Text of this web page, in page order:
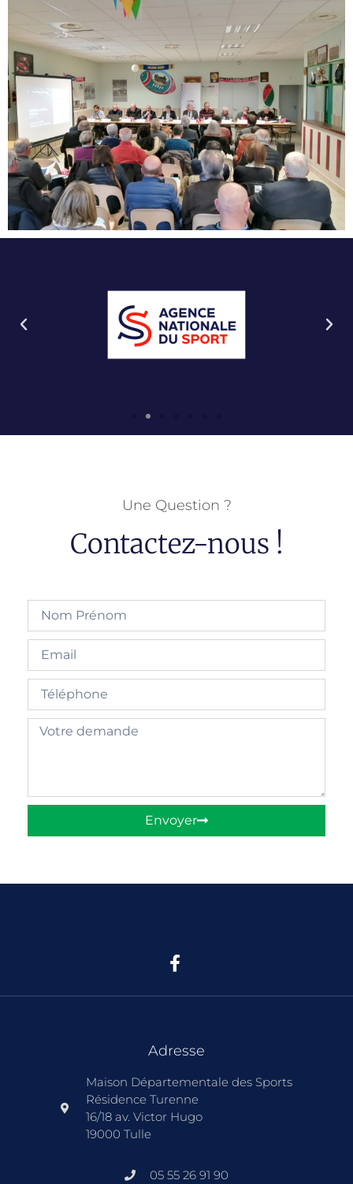
Une Question ?
Contactez-nous !
Envoyer
Adresse
Maison Départementale des Sports
Résidence Turenne
16/18 av. Victor Hugo
19000 Tulle
05 55 26 91 90